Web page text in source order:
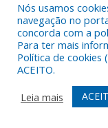
Nós usamos
navegação no
concorda com a
Para ter mais
Política de cookies (
ACEITO.
Leia mais